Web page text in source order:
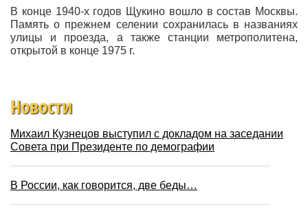
В конце 1940-х годов Щукино вошло в состав Москвы.
Память о прежнем селении сохранилась в названиях
улицы и проезда, а также станции метрополитена,
открытой в конце 1975 г.
Новости
Михаил Кузнецов выступил с докладом на заседании
Совета при Президенте по демографии
В России, как говорится, две беды…